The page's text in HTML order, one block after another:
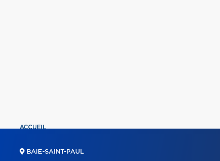
ACCUEIL
BAIE-SAINT-PAUL